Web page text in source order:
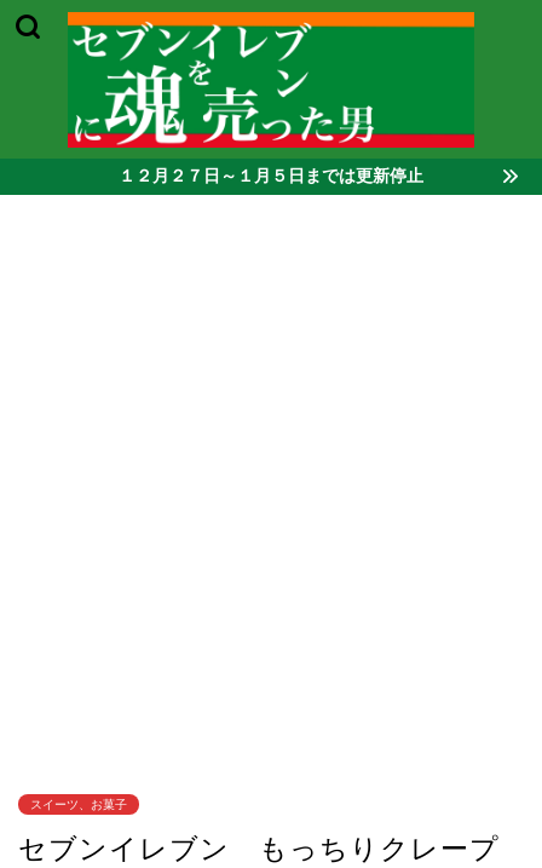
１２月２７日～１月５日までは更新停止
スイーツ、お菓子
セブンイレブン もっちりクレープ